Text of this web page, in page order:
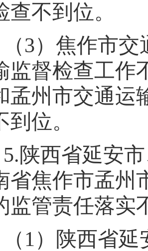
查不到位。
（3）焦作市
监督检查工作
孟州市交通运
到位。
5.陕西省延安
省焦作市孟州
监管责任落实
（1）陕西省